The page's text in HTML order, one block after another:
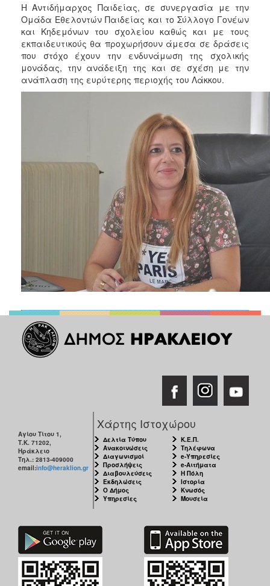
Η Αντιδήμαρχος Παιδείας, σε συνεργασία με την
Ομάδα Εθελοντών Παιδείας και το Σύλλογο Γονέων
και Κηδεμόνων του σχολείου καθώς και με τους
εκπαιδευτικούς θα προχωρήσουν άμεσα σε δράσεις
που στόχο έχουν την ενδυνάμωση της σχολικής
μονάδας, την ανάδειξη της και σε σχέση με την
ανάπλαση της ευρύτερης περιοχής του Λάκκου.
Αγίου Τίτου 1,
Τ.Κ. 71202,
Ηράκλειο
Τηλ.: 2813-409000
email:info@heraklion.gr
Χάρτης Ιστοχώρου
Δελτία Τύπου
Ανακοινώσεις
Διαγωνισμοί
Προσλήψεις
Διαβουλεύσεις
Εκδηλώσεις
Ο Δήμος
Υπηρεσίες
Κ.Ε.Π.
Τηλέφωνα
e-Υπηρεσίες
e-Αιτήματα
Η Πόλη
Ιστορία
Κνωσός
Μουσεία